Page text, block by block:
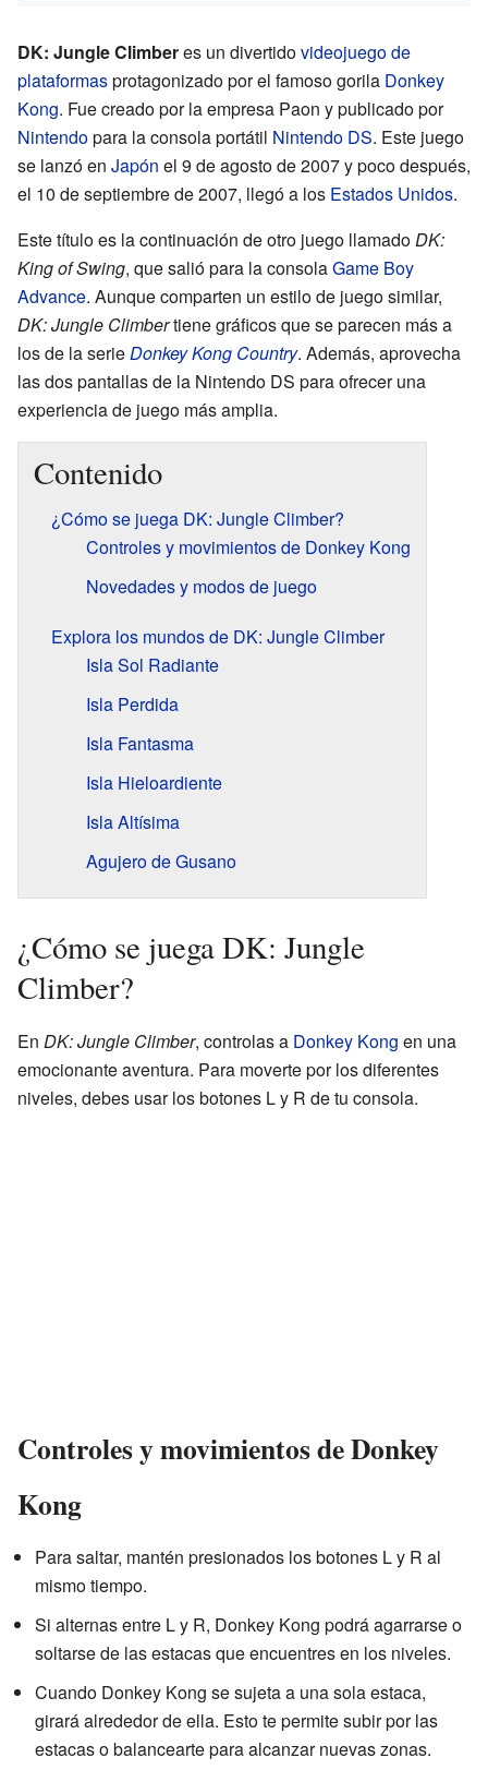
DK: Jungle Climberes un divertidovideojuego de
plataformasprotagonizado por el famoso gorila Donkey
Kong. Fue creado por la empresa Paon y publicado por
Nintendopara la consola portátil Nintendo DS. Este juego
se lanzó en Japón el 9 de agosto de 2007 y poco después,
el 10 de septiembre de 2007, llegó a los Estados Unidos.
Este título es la continuación de otro juego llamadoDK:
King of Swing, que salió para la consolaGame Boy
Advance. Aunque comparten un estilo de juego similar,
DK: Jungle Climbertiene gráficos que se parecen más a
los de la serieDonkey Kong Country. Además, aprovecha
las dos pantallas de la Nintendo DS para ofrecer una
experiencia de juego más amplia.
Contenido
¿Cómo se juega DK: Jungle Climber?
Controles y movimientos de Donkey Kong
Novedades y modos de juego
Explora los mundos de DK: Jungle Climber
Isla Sol Radiante
Isla Perdida
Isla Fantasma
Isla Hieloardiente
Isla Altísima
Agujero de Gusano
¿Cómo se juega DK: Jungle
Climber?
En DK: Jungle Climber, controlas a Donkey Kong en una
emocionante aventura. Para moverte por los diferentes
niveles, debes usar los botones L y R de tu consola.
Controles y movimientos de Donkey
Kong
Para saltar, mantén presionados los botones L y R al
mismo tiempo.
Si alternas entre L y R, Donkey Kong podrá agarrarse o
soltarse de las estacas que encuentres en los niveles.
Cuando Donkey Kong se sujeta a una sola estaca,
girará alrededor de ella. Esto te permite subir por las
estacas o balancearte para alcanzar nuevas zonas.